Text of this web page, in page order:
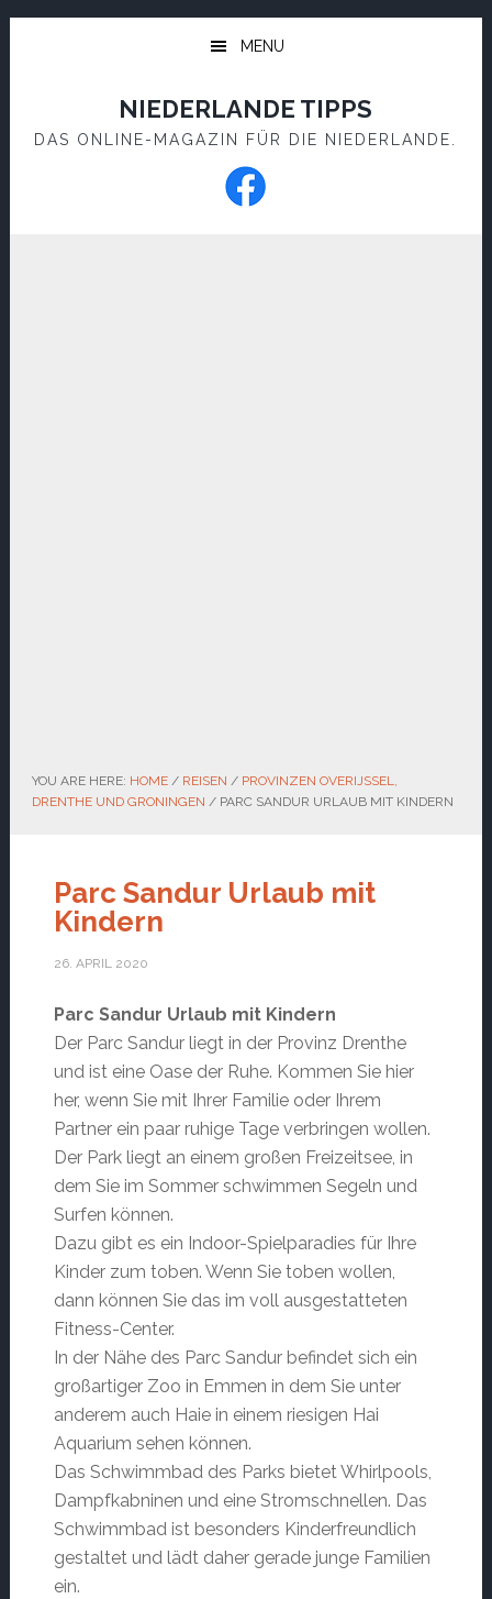
Skip
Skip
MENU
NIEDERLANDE TIPPS
DAS ONLINE-MAGAZIN FÜR DIE NIEDERLANDE.
YOU ARE HERE: HOME / REISEN / PROVINZEN OVERIJSSEL,
DRENTHE UND GRONINGEN /PARC SANDUR URLAUB MIT KINDERN
Parc Sandur Urlaub mit
Kindern
26. APRIL 2020
Parc Sandur Urlaub mit Kindern
Der Parc Sandur liegt in der Provinz Drenthe
und ist eine Oase der Ruhe. Kommen Sie hier
her, wenn Sie mit Ihrer Familie oder Ihrem
Partner ein paar ruhige Tage verbringen wollen.
Der Park liegt an einem großen Freizeitsee, in
dem Sie im Sommer schwimmen Segeln und
Surfen können.
Dazu gibt es ein Indoor-Spielparadies für Ihre
Kinder zum toben. Wenn Sie toben wollen,
dann können Sie das im voll ausgestatteten
Fitness-Center.
In der Nähe des Parc Sandur befindet sich ein
großartiger Zoo in Emmen in dem Sie unter
anderem auch Haie in einem riesigen Hai
Aquarium sehen können.
Das Schwimmbad des Parks bietet Whirlpools,
Dampfkabninen und eine Stromschnellen. Das
Schwimmbad ist besonders Kinderfreundlich
gestaltet und lädt daher gerade junge Familien
ein.